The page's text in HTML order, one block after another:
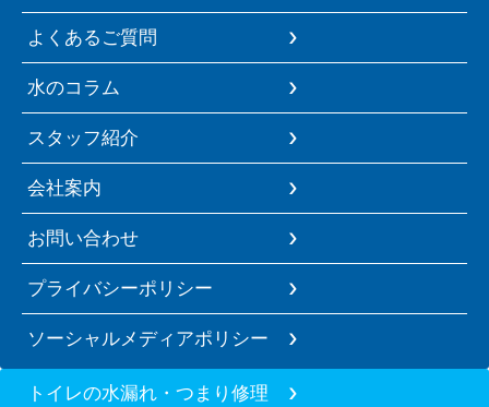
よくあるご質問
水のコラム
スタッフ紹介
会社案内
お問い合わせ
プライバシーポリシー
ソーシャルメディアポリシー
トイレの水漏れ・つまり修理